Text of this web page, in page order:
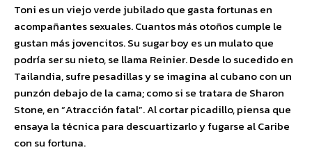
Toni es un viejo verde jubilado que gasta fortunas en
acompañantes sexuales. Cuantos más otoños cumple le
gustan más jovencitos. Su sugar boy es un mulato que
podría ser su nieto, se llama Reinier. Desde lo sucedido en
Tailandia, sufre pesadillas y se imagina al cubano con un
punzón debajo de la cama; como si se tratara de Sharon
Stone, en “Atracción fatal”. Al cortar picadillo, piensa que
ensaya la técnica para descuartizarlo y fugarse al Caribe
con su fortuna.